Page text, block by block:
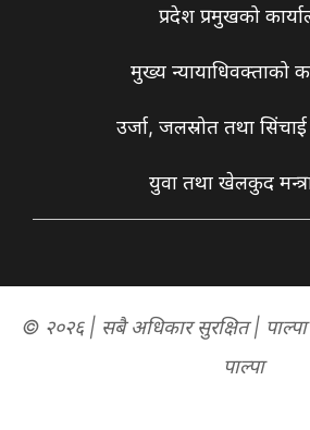
प्रदेश प्रमुखको
मुख्य न्यायाधिवक्ताको
उर्जा, जलस्रोत तथा सिंचाई
युवा तथा खेलकुद
© २०२६ | सबै अधिकार सुरक्षित | पाल्पा
पाल्पा